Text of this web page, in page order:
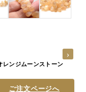
レンジムーンストーン
ご注文ページへ